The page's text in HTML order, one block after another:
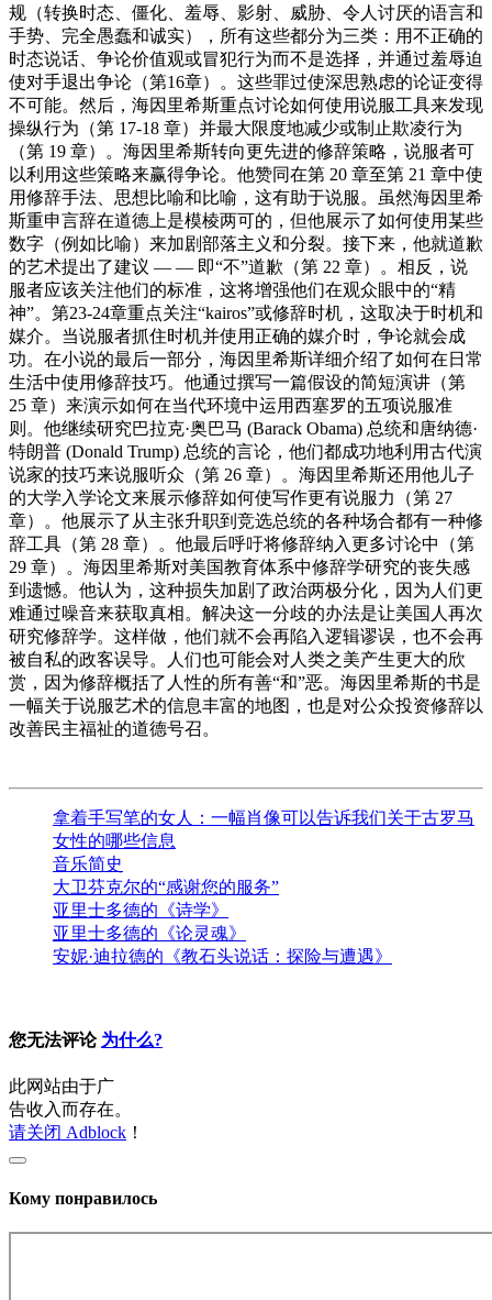
规（转换时态、僵化、羞辱、影射、威胁、令人讨厌的语言和
手势、完全愚蠢和诚实），所有这些都分为三类：用不正确的
时态说话、争论价值观或冒犯行为而不是选择，并通过羞辱迫
使对手退出争论（第16章）。这些罪过使深思熟虑的论证变得
不可能。然后，海因里希斯重点讨论如何使用说服工具来发现
操纵行为（第 17-18 章）并最大限度地减少或制止欺凌行为
（第 19 章）。海因里希斯转向更先进的修辞策略，说服者可
以利用这些策略来赢得争论。他赞同在第 20 章至第 21 章中使
用修辞手法、思想比喻和比喻，这有助于说服。虽然海因里希
斯重申言辞在道德上是模棱两可的，但他展示了如何使用某些
数字（例如比喻）来加剧部落主义和分裂。接下来，他就道歉
的艺术提出了建议 — — 即“不”道歉（第 22 章）。相反，说
服者应该关注他们的标准，这将增强他们在观众眼中的“精
神”。第23-24章重点关注“kairos”或修辞时机，这取决于时机和
媒介。当说服者抓住时机并使用正确的媒介时，争论就会成
功。在小说的最后一部分，海因里希斯详细介绍了如何在日常
生活中使用修辞技巧。他通过撰写一篇假设的简短演讲（第
25 章）来演示如何在当代环境中运用西塞罗的五项说服准
则。他继续研究巴拉克·奥巴马 (Barack Obama) 总统和唐纳德·
特朗普 (Donald Trump) 总统的言论，他们都成功地利用古代演
说家的技巧来说服听众（第 26 章）。海因里希斯还用他儿子
的大学入学论文来展示修辞如何使写作更有说服力（第 27
章）。他展示了从主张升职到竞选总统的各种场合都有一种修
辞工具（第 28 章）。他最后呼吁将修辞纳入更多讨论中（第
29 章）。海因里希斯对美国教育体系中修辞学研究的丧失感
到遗憾。他认为，这种损失加剧了政治两极分化，因为人们更
难通过噪音来获取真相。解决这一分歧的办法是让美国人再次
研究修辞学。这样做，他们就不会再陷入逻辑谬误，也不会再
被自私的政客误导。人们也可能会对人类之美产生更大的欣
赏，因为修辞概括了人性的所有善“和”恶。海因里希斯的书是
一幅关于说服艺术的信息丰富的地图，也是对公众投资修辞以
改善民主福祉的道德号召。
拿着手写笔的女人：一幅肖像可以告诉我们关于古罗马
女性的哪些信息
音乐简史
大卫芬克尔的“感谢您的服务”
亚里士多德的《诗学》
亚里士多德的《论灵魂》
安妮·迪拉德的《教石头说话：探险与遭遇》
您无法评论 为什么?
此网站由于广
告收入而存在。
请关闭 Adblock ！
Кому понравилось